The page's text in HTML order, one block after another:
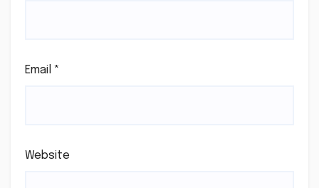
Email *
Website